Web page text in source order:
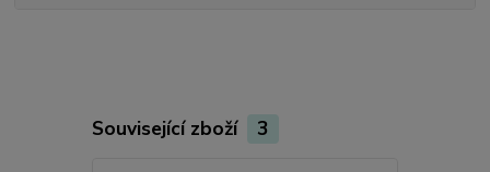
Související zboží 3